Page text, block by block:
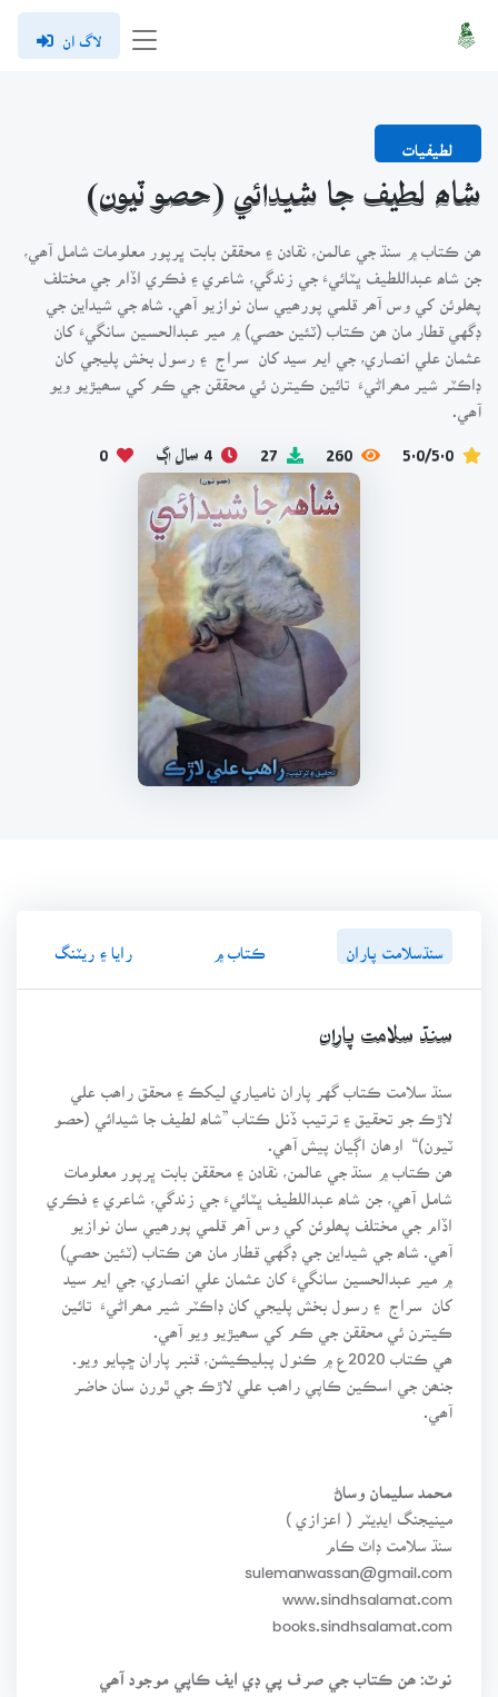
لاگ ان
لطيفيات
شاھ لطيف جا شيدائي (حصو ٽيون)
ھن ڪتاب ۾ سنڌ جي عالمن، نقادن ۽ محققن بابت ڀرپور معلومات شامل آھي،
جن شاھ عبداللطيف ڀٽائيءَ جي زندگي، شاعري ۽ فڪري اڏام جي مختلف
پھلوئن کي وس آھر قلمي پورھيي سان نوازيو آھي. شاھ جي شيداين جي
ڊگهي قطار مان ھن ڪتاب (ٽئين حصي) ۾ مير عبدالحسين سانگيءَ کان
عثمان علي انصاري، جي ايم سيد کان سراج ۽ رسول بخش پليجي کان
ڊاڪٽر شير مھراڻيءَ تائين ڪيترن ئي محققن جي ڪم کي سھيڙيو ويو
آھي.
5.0/5.0
260
27 4 سال اڳ 0
سنڌسلامت پاران ڪتاب ۾ رايا ۽ ريٽنگ
سنڌ سلامت پاران
سنڌ سلامت ڪتاب گهر پاران نامياري ليکڪ ۽ محقق راھب علي
لاڙڪ جو تحقيق ۽ ترتيب ڏنل ڪتاب ”شاھ لطيف جا شيدائي (حصو
ٽيون)“ اوھان اڳيان پيش آھي.
ھن ڪتاب ۾ سنڌ جي عالمن، نقادن ۽ محققن بابت ڀرپور معلومات
شامل آھي، جن شاھ عبداللطيف ڀٽائيءَ جي زندگي، شاعري ۽ فڪري
اڏام جي مختلف پھلوئن کي وس آھر قلمي پورھيي سان نوازيو
آھي. شاھ جي شيداين جي ڊگهي قطار مان ھن ڪتاب (ٽئين حصي)
۾ مير عبدالحسين سانگيءَ کان عثمان علي انصاري، جي ايم سيد
کان سراج ۽ رسول بخش پليجي کان ڊاڪٽر شير مھراڻيءَ تائين
ڪيترن ئي محققن جي ڪم کي سھيڙيو ويو آھي.
ھي ڪتاب 2020ع ۾ ڪنول پبليڪيشن، قنبر پاران ڇپايو ويو.
جنھن جي اسڪين ڪاپي راھب علي لاڙڪ جي ٿورن سان حاضر
آھي.
محمد سليمان وساڻ
مينيجنگ ايڊيٽر ( اعزازي )
سنڌ سلامت ڊاٽ ڪام
sulemanwassan@gmail.com
www.sindhsalamat.com
books.sindhsalamat.com
نوٽ: ھن ڪتاب جي صرف پي ڊي ايف ڪاپي موجود آھي